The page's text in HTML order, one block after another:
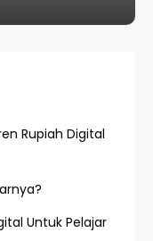
Rupiah Digital
Untuk Pelajar